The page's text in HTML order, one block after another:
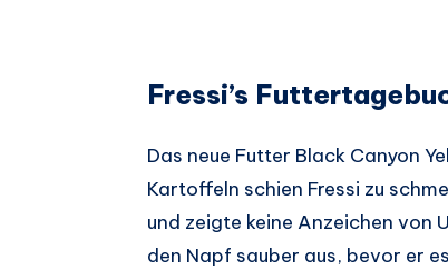
Fressi’s
Das neue Futter Black Canyon
Kartoffeln schien Fressi zu
und zeigte keine Anzeichen von
den Napf sauber aus, bevor er